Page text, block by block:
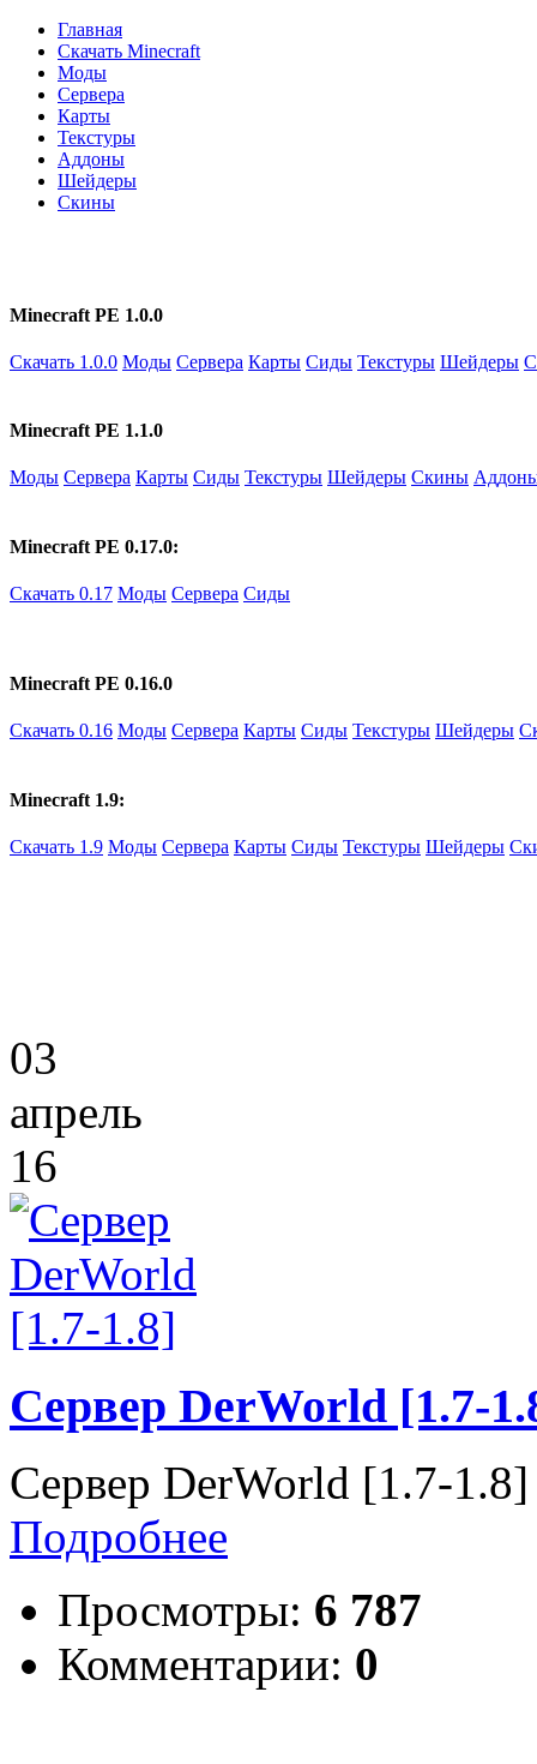
Главная
Скачать Minecraft
Моды
Сервера
Карты
Текстуры
Аддоны
Шейдеры
Скины
Minecraft PE 1.0.0
Скачать 1.0.0 Моды Сервера Карты Сиды Текстуры Шейдеры
Minecraft PE 1.1.0
Моды Сервера Карты Сиды Текстуры Шейдеры Скины
Minecraft PE 0.17.0:
Скачать 0.17 Моды Сервера Сиды
Minecraft PE 0.16.0
Скачать 0.16 Моды Сервера Карты Сиды Текстуры Шейдеры
Minecraft 1.9:
Скачать 1.9 Моды Сервера Карты Сиды Текстуры Шейдеры
03
апрель
16
Сервер DerWorld [1.7-
Сервер DerWorld [1.7-
Подробнее
Просмотры: 6 787
Комментарии: 0